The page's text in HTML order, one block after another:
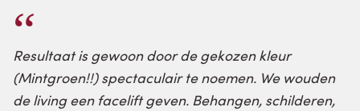
Resultaat is gewoon door de gekozen kleur
(Mintgroen!!) spectaculair te noemen. We wouden
de living een facelift geven. Behangen, schilderen,